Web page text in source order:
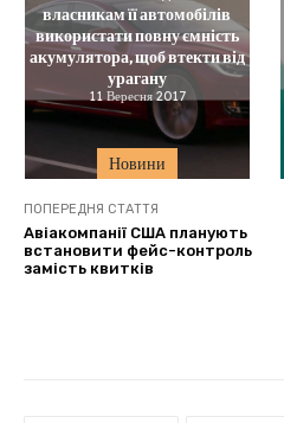
Новини
власникам її автомобілів
використати повну ємність
акумулятора, щоб втекти від
урагану
11 Вересня 2017
ПОПЕРЕДНЯ СТАТТЯ
Авіакомпанії США планують
встановити фейс-контроль
замість квитків